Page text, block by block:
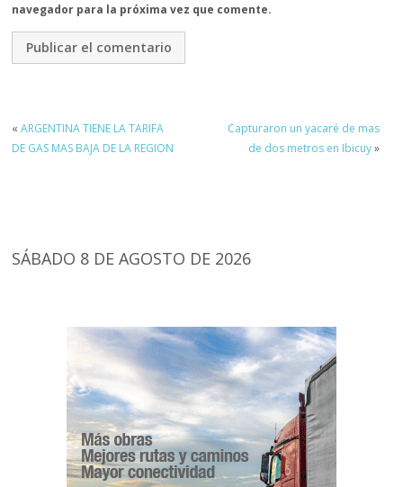
navegador para la próxima vez que comente.
«ARGENTINA TIENE LA TARIFA
DE GAS MAS BAJA DE LA REGION
Capturaron un yacaré de mas
de dos metros en Ibicuy»
SÁBADO 8 DE AGOSTO DE 2026